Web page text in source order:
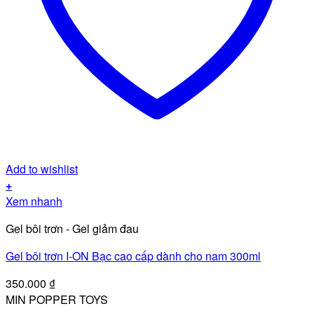
Add to wishlist
+
Xem nhanh
Gel bôi trơn - Gel giảm đau
Gel bôi trơn I-ON Bạc cao cấp dành cho nam 300ml
350.000 ₫
MIN POPPER TOYS